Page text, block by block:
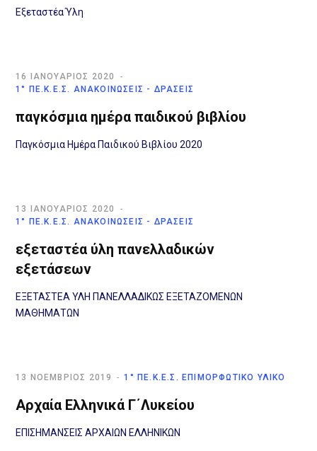
Εξεταστέα Ύλη
1° ΠΕ.Κ.Ε.Σ. ΑΝΑΚΟΙΝΏΣΕΙΣ - ΔΡΆΣΕΙΣ
16 ΙΑΝΟΥΆΡΙΟΣ 2020
παγκόσμια ημέρα παιδικού βιβλίου
Παγκόσμια Ημέρα Παιδικού Βιβλίου 2020
1° ΠΕ.Κ.Ε.Σ. ΑΝΑΚΟΙΝΏΣΕΙΣ - ΔΡΆΣΕΙΣ
13 ΙΑΝΟΥΆΡΙΟΣ 2020
εξεταστέα ύλη πανελλαδικών
εξετάσεων
ΕΞΕΤΑΣΤΕΑ ΥΛΗ ΠΑΝΕΛΛΑΔΙΚΩΣ ΕΞΕΤΑΖΟΜΕΝΩΝ
ΜΑΘΗΜΑΤΩΝ
1° ΠΕ.Κ.Ε.Σ. ΕΠΙΜΟΡΦΩΤΙΚΌ ΥΛΙΚΌ
13 ΝΟΈΜΒΡΙΟΣ 2019
Αρχαία Ελληνικά Γ΄Λυκείου
ΕΠΙΣΗΜΑΝΣΕΙΣ ΑΡΧΑΙΩΝ ΕΛΛΗΝΙΚΩΝ